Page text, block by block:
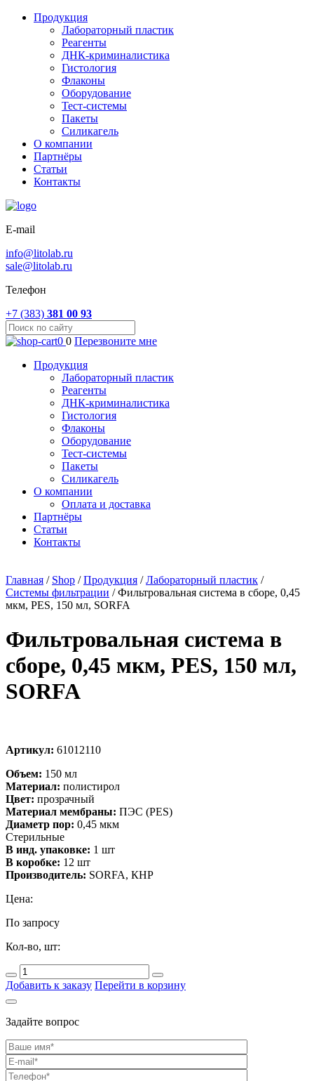
Продукция
Лабораторный пластик
Реагенты
ДНК-криминалистика
Гистология
Флаконы
Оборудование
Тест-системы
Пакеты
Силикагель
О компании
Партнёры
Статьи
Контакты
E-mail
info@litolab.ru
sale@litolab.ru
Телефон
+7 (383) 381 00 93
0 0 Перезвоните мне
Продукция
Лабораторный пластик
Реагенты
ДНК-криминалистика
Гистология
Флаконы
Оборудование
Тест-системы
Пакеты
Силикагель
О компании
Оплата и доставка
Партнёры
Статьи
Контакты
Главная / Shop /Продукция /Лабораторный пластик /
Системы фильтрации /Фильтровальная система в сборе, 0,45
мкм, PES, 150 мл, SORFA
Фильтровальная система в
сборе, 0,45 мкм, PES, 150 мл,
SORFA
Артикул: 61012110
Объем: 150 мл
Материал: полистирол
Цвет: прозрачный
Материал мембраны: ПЭС (PES)
Диаметр пор: 0,45 мкм
Стерильные
В инд. упаковке: 1 шт
В коробке: 12 шт
Производитель: SORFA, КНР
Цена:
По запросу
Кол-во, шт:
Добавить к заказу Перейти в корзину
Задайте вопрос